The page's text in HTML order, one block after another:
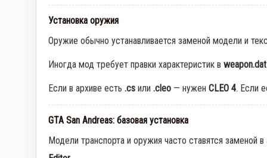
Установка оружия
Оружие обычно устанавливается заменой модели и
Иногда мод требует правки характеристик в weapon.dat
Если в архиве есть .cs или .cleo — нужен CLEO 4. Если
GTA San Andreas: базовая установка
Модели транспорта и оружия часто ставятся заменой